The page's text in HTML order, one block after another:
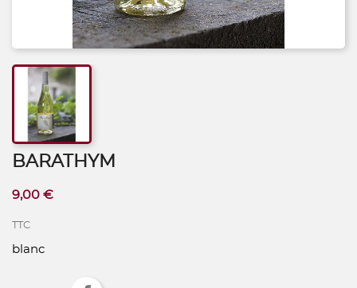
BARATHYM
9,00 €
TTC
blanc